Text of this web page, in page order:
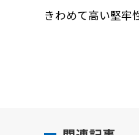
きわめて高い堅牢